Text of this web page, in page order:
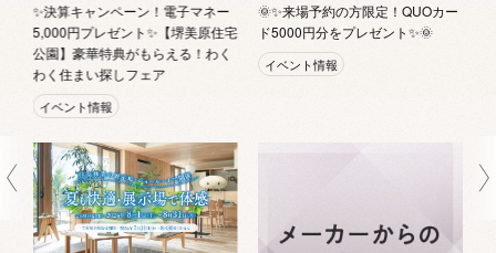
✨決算キャンペーン！電子マネー
5,000円プレゼント✨【堺美原住宅
公園】豪華特典がもらえる！わく
わく住まい探しフェア
イベント情報
🌞✨来場予約の方限定！QUOカー
ド5000円分をプレゼント✨🌞
イベント情報